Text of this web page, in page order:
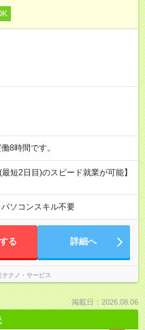
ち実働8時間です。
短2日目)のスピード就業が可能】
パソコンスキル不要
る 詳細へ
テクノ・サービス
掲載日：2026.08.06